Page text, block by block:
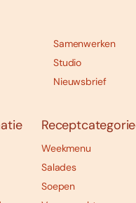
Samenwerken
Studio
Nieuwsbrief
Weekmenu
Salades
Soepen